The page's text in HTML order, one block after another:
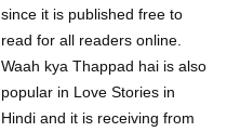
since it is published free to
read for all readers online.
Waah kya Thappad hai is also
popular in Love Stories in
Hindi and it is receiving from